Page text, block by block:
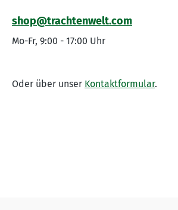
shop@trachtenwelt.com
Mo-Fr, 9:00 - 17:00 Uhr
Oder über unser Kontaktformular.